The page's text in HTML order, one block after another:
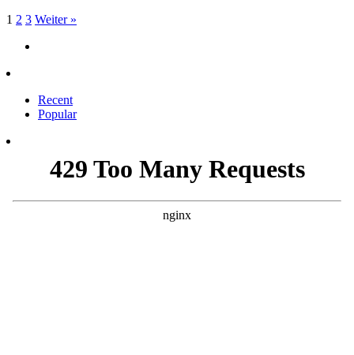
1 2 3 Weiter »
Recent
Popular